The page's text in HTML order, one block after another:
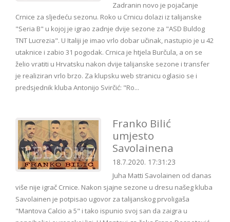
Zadranin novo je pojačanje
Crnice za sljedeću sezonu. Roko u Crnicu dolazi iz talijanske
"Seria B" u kojoj je igrao zadnje dvije sezone za "ASD Buldog
TNT Lucrezia". U Italiji je imao vrlo dobar učinak, nastupio je u 42
utaknice i zabio 31 pogodak. Crnica je htjela Burčula, a on se
želio vratiti u Hrvatsku nakon dvije talijanske sezone i transfer
je realiziran vrlo brzo. Za klupsku web stranicu oglasio se i
predsjednik kluba Antonijo Svirčić: "Ro...
Franko Bilić
umjesto
Savolainena
18.7.2020. 17:31:23
Juha Matti Savolainen od danas
više nije igrač Crnice. Nakon sjajne sezone u dresu našeg kluba
Savolainen je potpisao ugovor za talijanskog prvoligaša
"Mantova Calcio a 5" i tako ispunio svoj san da zaigra u